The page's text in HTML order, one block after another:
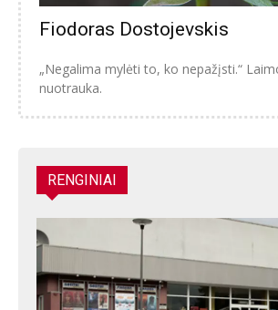
Fiodoras Dostojevskis
„Negalima mylėti to, ko nepažįsti.“
nuotrauka.
RENGINIAI